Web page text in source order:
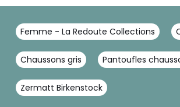
Femme - La Redoute Collections
Chaussons gris Pantoufles
Zermatt Birkenstock